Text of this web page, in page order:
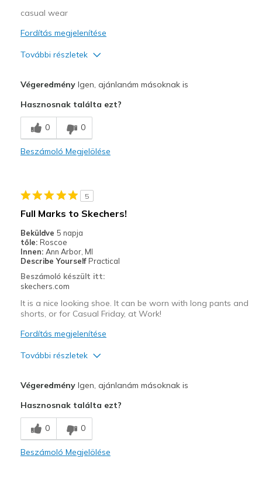
casual wear
Fordítás megjelenítése
További részletek
Stylish
Legjobb használat
Casual Wear
Travel
Width
Sizing
View On Shoes
Shoes are for Wearing
VégeredményIgen, ajánlanám másoknak is
Hasznosnak találta ezt?
0 0
Beszámoló Megjelölése
5
Full Marks to Skechers!
Beküldve 5 napja
tőle: Roscoe
Innen: Ann Arbor, MI
Describe Yourself Practical
Beszámoló készült itt:
skechers.com
It is a nice looking shoe. It can be worn with long pants and
shorts, or for Casual Friday, at Work!
Fordítás megjelenítése
További részletek
Breathe Well
Comfortable
VégeredményIgen, ajánlanám másoknak is
Hasznosnak találta ezt?
0 0
Beszámoló Megjelölése